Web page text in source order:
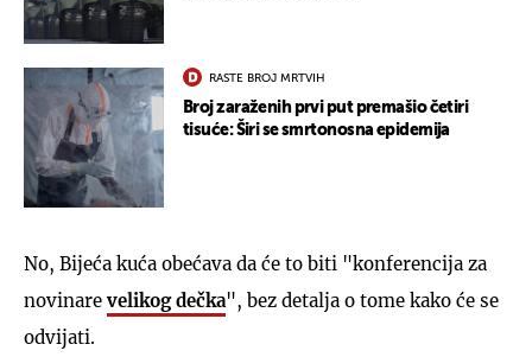
RASTE BROJ MRTVIH
Broj zaraženih prvi put premašio četiri
tisuće: Širi se smrtonosna epidemija
No, Bijeća kuća obećava da će to biti "konferencija za
novinarevelikog dečka", bez detalja o tome kako će se
odvijati.